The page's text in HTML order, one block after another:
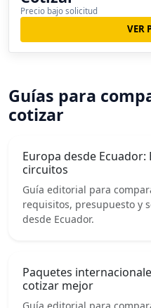
Precio bajo solicitud
VER
Guías para
cotizar
Europa desde Ecuador:
circuitos
Guía editorial para
requisitos, presupuesto y
desde Ecuador.
Paquetes
cotizar mejor